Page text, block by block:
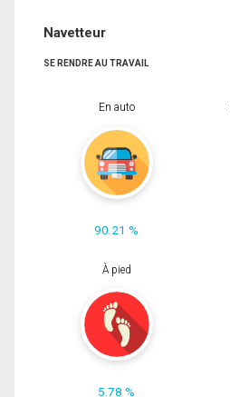
Navetteur
SE RENDRE AU TRAVAIL
En auto
90.21 %
À pied
5.78 %